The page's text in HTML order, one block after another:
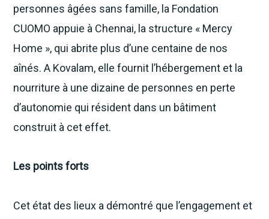
personnes âgées sans famille, la Fondation
CUOMO appuie à Chennai, la structure « Mercy
Home », qui abrite plus d’une centaine de nos
aînés. A Kovalam, elle fournit l’hébergement et la
nourriture à une dizaine de personnes en perte
d’autonomie qui résident dans un bâtiment
construit à cet effet.
Les points forts
Cet état des lieux a démontré que l’engagement et